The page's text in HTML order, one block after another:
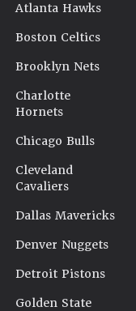
Atlanta Hawks
Boston Celtics
Brooklyn Nets
Charlotte
Hornets
Chicago Bulls
Cleveland
Cavaliers
Dallas Mavericks
Denver Nuggets
Detroit Pistons
Golden State